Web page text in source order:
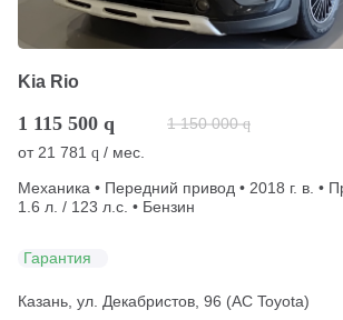
Kia Rio
1 115 500 q 1 150 000 q
от21 781 q / мес.
Механика • Передний привод • 2018 г. в. •
1.6 л. / 123 л.с. • Бензин
Гарантия
Казань, ул. Декабристов, 96 (АС Toyota)